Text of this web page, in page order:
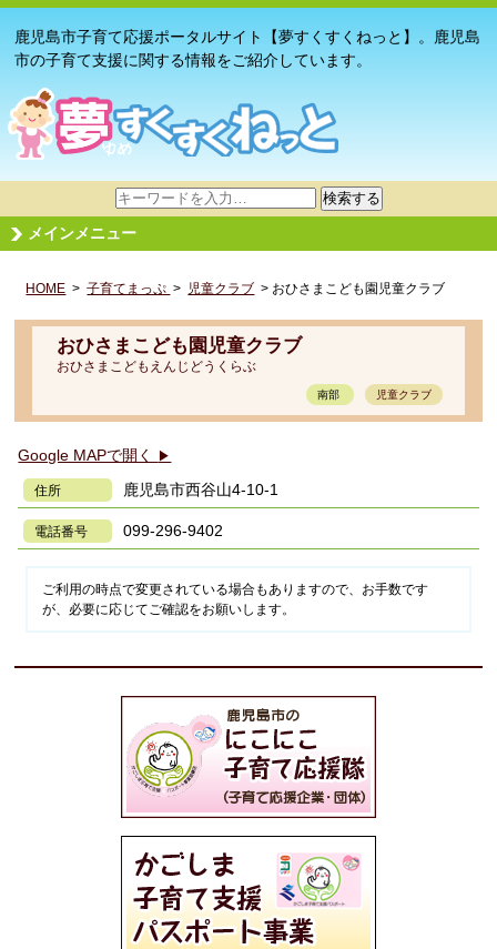
鹿児島市子育て応援ポータルサイト【夢すくすくねっと】。鹿児島
市の子育て支援に関する情報をご紹介しています。
サ
イ
ト
検
検索する
メインメニュー
HOME >子育てまっぷ > 児童クラブ > おひさまこども園児童クラブ
おひさまこども園児童クラブ
おひさまこどもえんじどうくらぶ
南部 児童クラブ
Google MAPで開く ▶
住所 鹿児島市西谷山4-10-1
電話番号 099-296-9402
ご利用の時点で変更されている場合もありますので、お手数です
が、必要に応じてご確認をお願いします。